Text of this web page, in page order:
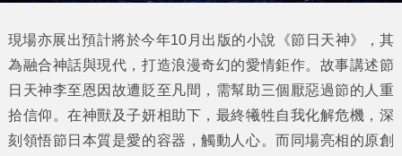
現場亦展出預計將於今年10月出版的小說《節日天神》，其
為融合神話與現代，打造浪漫奇幻的愛情鉅作。故事講述節
日天神李至恩因故遭貶至凡間，需幫助三個厭惡過節的人重
拾信仰。在神獸及子妍相助下，最終犧牲自我化解危機，深
刻領悟節日本質是愛的容器，觸動人心。而同場亮相的原創